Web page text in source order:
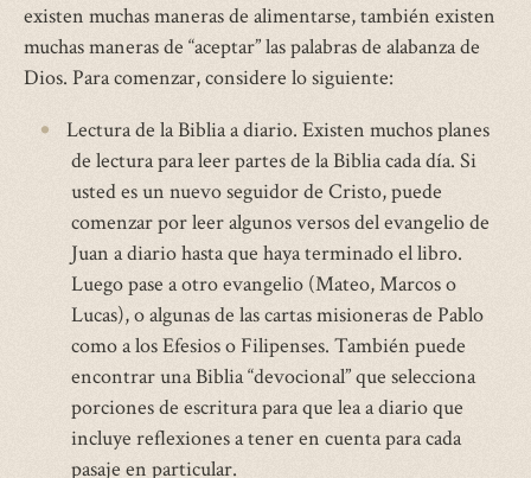
existen muchas maneras de alimentarse, también existen
muchas maneras de “aceptar” las palabras de alabanza de
Dios. Para comenzar, considere lo siguiente:
Lectura de la Biblia a diario. Existen muchos planes
de lectura para leer partes de la Biblia cada día. Si
usted es un nuevo seguidor de Cristo, puede
comenzar por leer algunos versos del evangelio de
Juan a diario hasta que haya terminado el libro.
Luego pase a otro evangelio (Mateo, Marcos o
Lucas), o algunas de las cartas misioneras de Pablo
como a los Efesios o Filipenses. También puede
encontrar una Biblia “devocional” que selecciona
porciones de escritura para que lea a diario que
incluye reflexiones a tener en cuenta para cada
pasaje en particular.